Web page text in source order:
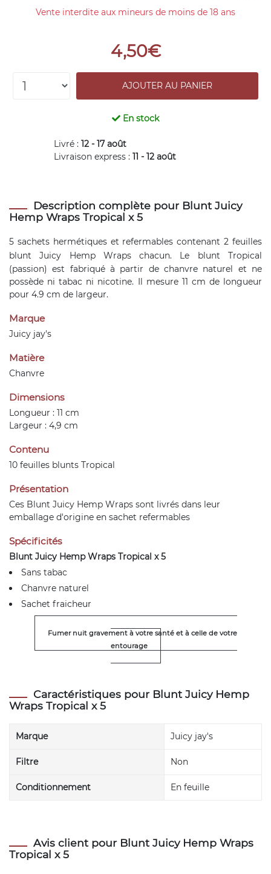
Vente interdite aux mineurs de moins de 18 ans
4,50€
En stock
Livré : 12 - 17 août
Livraison express : 11 - 12 août
Description complète pour Blunt Juicy
Hemp Wraps Tropical x 5
5 sachets hermétiques et refermables contenant 2 feuilles
blunt Juicy Hemp Wraps chacun. Le blunt Tropical
(passion) est fabriqué à partir de chanvre naturel et ne
possède ni tabac ni nicotine. Il mesure 11 cm de longueur
pour 4.9 cm de largeur.
Marque
Juicy jay's
Matière
Chanvre
Dimensions
Longueur : 11 cm
Largeur : 4,9 cm
Contenu
10 feuilles blunts Tropical
Présentation
Ces Blunt Juicy Hemp Wraps sont livrés dans leur
emballage d'origine en sachet refermables
Spécificités
Blunt Juicy Hemp Wraps Tropical x 5
Sans tabac
Chanvre naturel
Sachet fraicheur
Fumer nuit gravement à votre santé et à celle de votre
entourage
Caractéristiques pour Blunt Juicy Hemp
Wraps Tropical x 5
Marque Juicy jay's
Filtre Non
Conditionnement En feuille
Avis client pour Blunt Juicy Hemp Wraps
Tropical x 5